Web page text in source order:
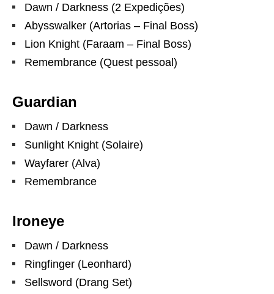
Dawn / Darkness (2 Expedições)
Abysswalker (Artorias – Final Boss)
Lion Knight (Faraam – Final Boss)
Remembrance (Quest pessoal)
Guardian
Dawn / Darkness
Sunlight Knight (Solaire)
Wayfarer (Alva)
Remembrance
Ironeye
Dawn / Darkness
Ringfinger (Leonhard)
Sellsword (Drang Set)